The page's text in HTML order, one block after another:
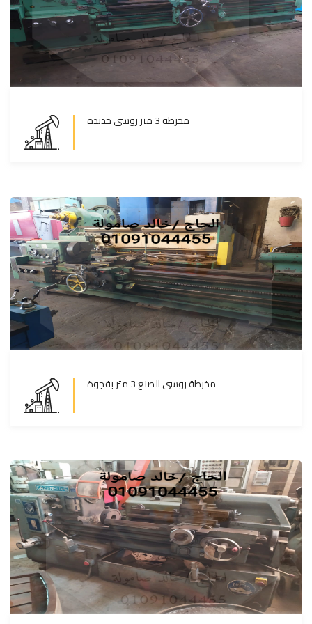
مخرطة 3 متر روسى جديدة
مخرطة 3 متر روسى جديدة
مخرطة روسى الصنع 3 متر بفجوة
مخرطة روسى الصنع 3 متر بفجوة